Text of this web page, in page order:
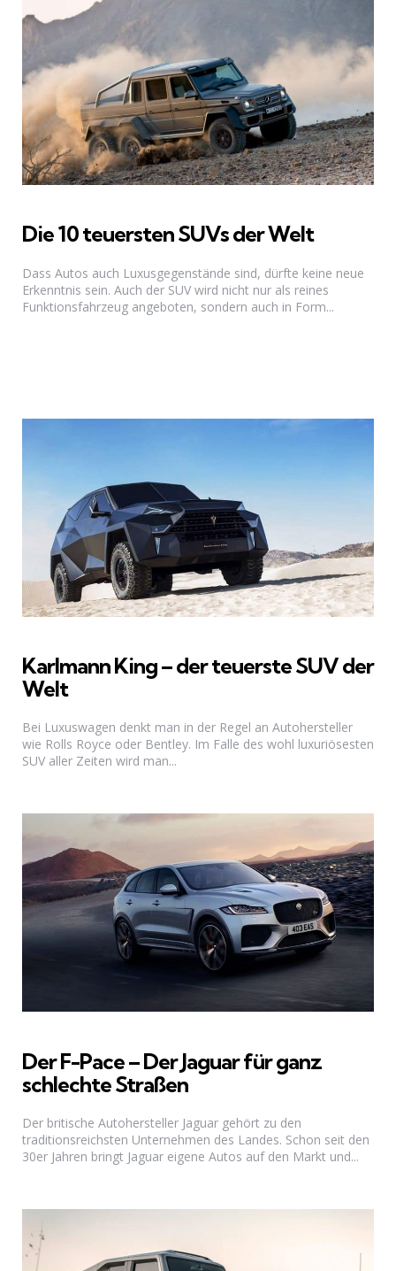
Die 10 teuersten SUVs der Welt
Dass Autos auch Luxusgegenstände sind, dürfte keine neue
Erkenntnis sein. Auch der SUV wird nicht nur als reines
Funktionsfahrzeug angeboten, sondern auch in Form...
Karlmann King – der teuerste SUV der
Welt
Bei Luxuswagen denkt man in der Regel an Autohersteller
wie Rolls Royce oder Bentley. Im Falle des wohl luxuriösesten
SUV aller Zeiten wird man...
Der F-Pace – Der Jaguar für ganz
schlechte Straßen
Der britische Autohersteller Jaguar gehört zu den
traditionsreichsten Unternehmen des Landes. Schon seit den
30er Jahren bringt Jaguar eigene Autos auf den Markt und...